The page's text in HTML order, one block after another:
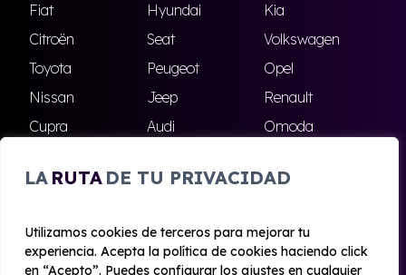
LA RUTA DE TU PRIVACIDAD
Utilizamos cookies de terceros para mejorar tu
experiencia. Acepta la política de cookies haciendo click
en “Acepto”. Puedes configurar los ajustes en cualquier
Fiat Hyundai
Kia
Citroën
Seat
Volkswagen
Toyota
Peugeot
Opel
Nissan
Jeep
Renault
Cupra
Audi
Omoda
Skoda
Ford Todas las marcas
© 2020 - 2026 Alhambra Renting